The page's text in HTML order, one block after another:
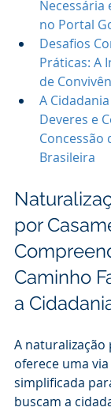
Necessária
no Portal
Desafios
Práticas: A
de
A
Deveres e
Concessão
Brasileira
por
Caminho
a
A
oferece uma
simplificada
buscam a